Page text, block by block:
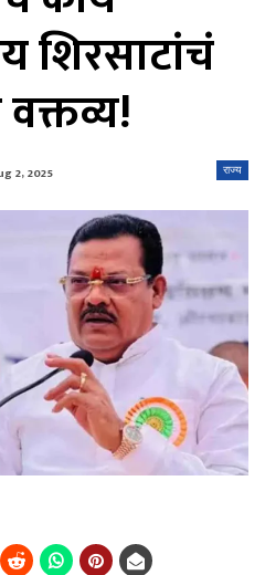
शिरसाटांचं
वक्तव्य!
राज्य
2, 2025